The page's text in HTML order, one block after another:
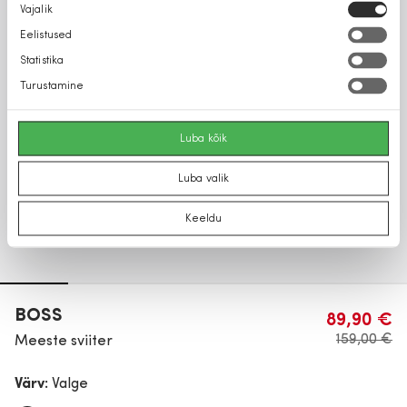
Nõusoleku
valik
Vajalik
Eelistused
Statistika
Turustamine
Luba kõik
Luba valik
Keeldu
BOSS
Meeste sviiter
89,90 €
159,00 €
Värv: Valge